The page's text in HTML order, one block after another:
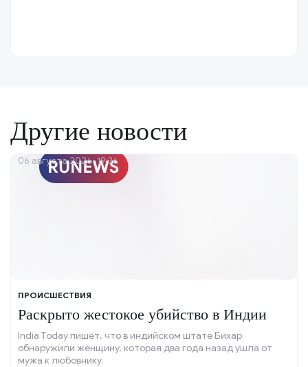
Другие новости
ПРОИСШЕСТВИЯ
Раскрыто жестокое убийство в Индии
India Today пишет, что в индийском штате Бихар
обнаружили женщину, которая два года назад ушла от
мужа к любовнику.
06 августа 2026, 19:36